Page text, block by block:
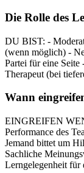
Die Rolle des
DU BIST: -
(wenn möglich) -
Partei für eine
Therapeut (bei
Wann
EINGREIFEN
Performance des
Jemand bittet um
Sachliche
Lerngelegenheit für